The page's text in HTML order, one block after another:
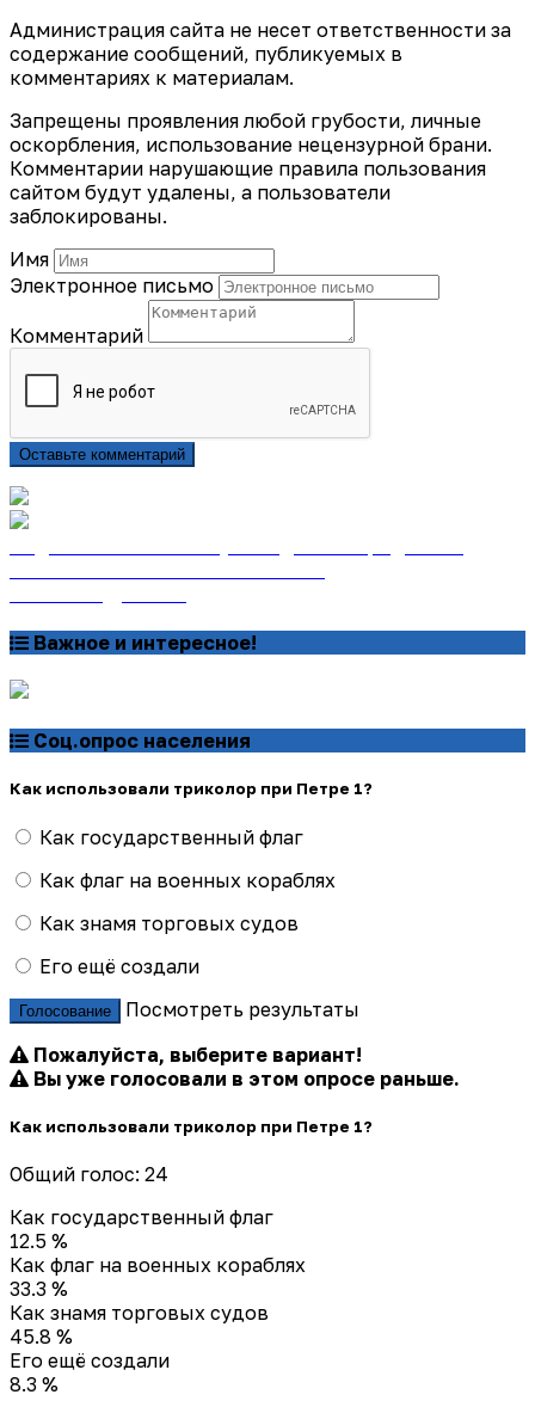
Администрация сайта не несет ответственности за
содержание сообщений, публикуемых в
комментариях к материалам.
Запрещены проявления любой грубости, личные
оскорбления, использование нецензурной брани.
Комментарии нарушающие правила пользования
сайтом будут удалены, а пользователи
заблокированы.
Имя
Электронное письмо
Комментарий
Оставьте комментарий
Важное и интересное!
Соц.опрос населения
Как использовали триколор при Петре 1?
Как государственный флаг
Как флаг на военных кораблях
Как знамя торговых судов
Его ещё создали
Голосование
Посмотреть результаты
Пожалуйста, выберите вариант!
Вы уже голосовали в этом опросе раньше.
Как использовали триколор при Петре 1?
Общий голос: 24
Как государственный флаг
12.5 %
Как флаг на военных кораблях
33.3 %
Как знамя торговых судов
45.8 %
Его ещё создали
8.3 %